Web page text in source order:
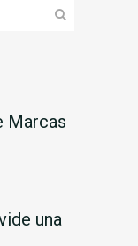
Marcas
una